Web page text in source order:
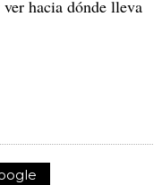
hacia dónde lleva